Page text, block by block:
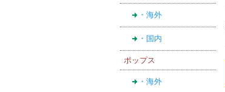
・海外
・国内
ポップス
・海外